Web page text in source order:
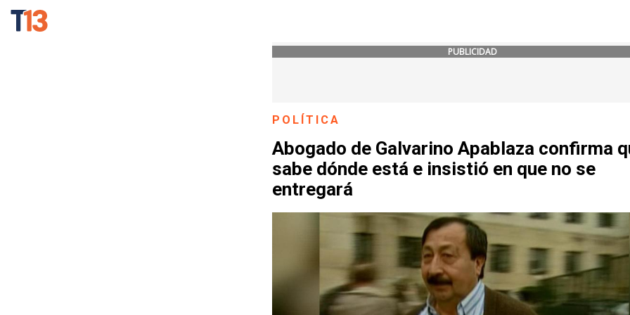
PUBLICIDAD
POLÍTICA
Abogado de Galvarino Apablaza confirma
sabe dónde está e insistió en que no se
entregará